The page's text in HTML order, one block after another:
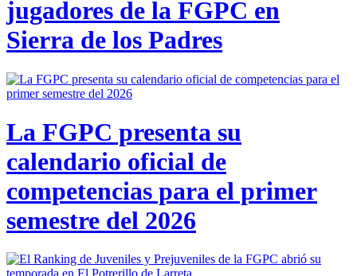
jugadores de la FGPC en
Sierra de los Padres
La FGPC presenta su
calendario oficial de
competencias para el primer
semestre del 2026